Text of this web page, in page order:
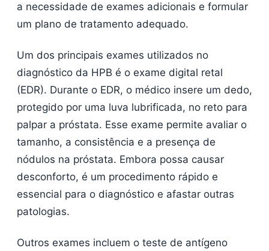
a necessidade de exames adicionais e formular
um plano de tratamento adequado.
Um dos principais exames utilizados no
diagnóstico da HPB é o exame digital retal
(EDR). Durante o EDR, o médico insere um dedo,
protegido por uma luva lubrificada, no reto para
palpar a próstata. Esse exame permite avaliar o
tamanho, a consistência e a presença de
nódulos na próstata. Embora possa causar
desconforto, é um procedimento rápido e
essencial para o diagnóstico e afastar outras
patologias.
Outros exames incluem o teste de antígeno